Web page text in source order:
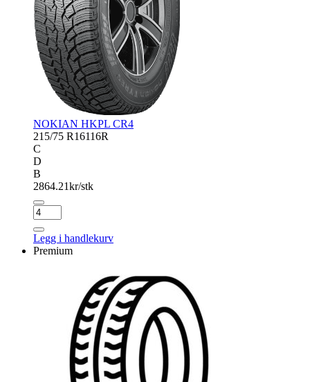
NOKIAN HKPL CR4
215/75 R16116R
C
D
B
2864.21kr/stk
NOKIAN
HKPL
CR4
antall
Legg i handlekurv
Premium